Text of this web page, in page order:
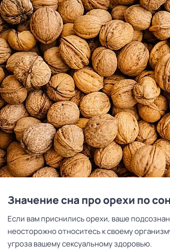
Значение сна про орехи по
Если вам приснились орехи, ваше
неосторожно относитесь к своему
угроза вашему сексуальному здоровью.